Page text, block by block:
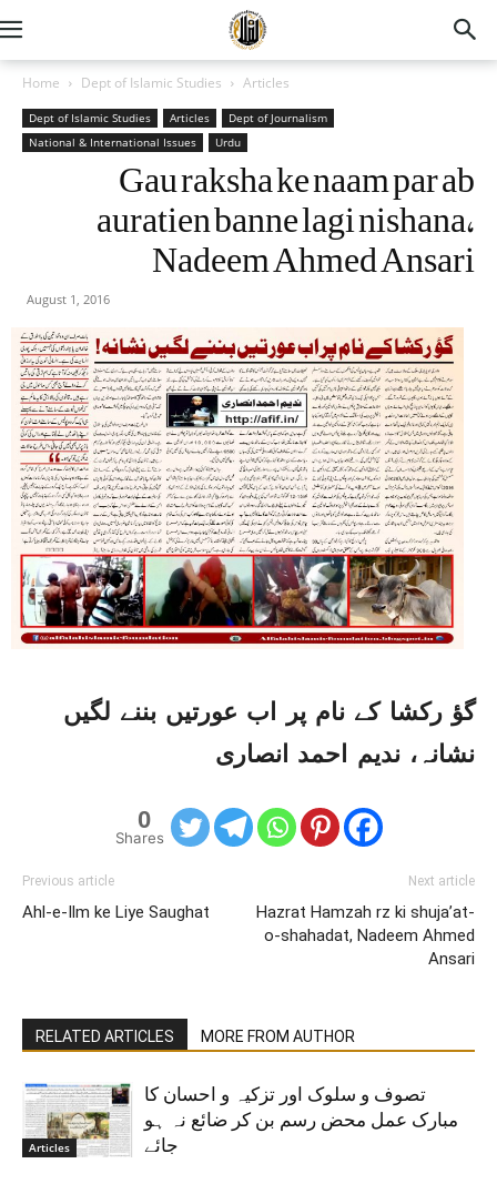
Home Dept of Islamic Studies Articles
Dept of Islamic Studies Articles
Dept of Journalism
National & International Issues
Urdu
Gau raksha ke naam par ab
auratien banne lagi nishana,
Nadeem Ahmed Ansari
August 1, 2016
گؤ رکشا کے نام پر اب عورتیں بننے لگیں
نشانہ، ندیم احمد انصاری
0
Shares
Previous article
Ahl-e-Ilm ke Liye Saughat
Next article
Hazrat Hamzah rz ki shuja’at-
o-shahadat, Nadeem Ahmed
Ansari
RELATED ARTICLES MORE FROM AUTHOR
Articles
تصوف و سلوک اور تزکیہ و احسان کا
مبارک عمل محض رسم بن کر ضائع نہ ہو
جائے